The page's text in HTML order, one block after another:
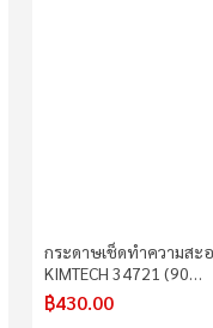
กระดาษเช็ดทำความสะ
KIMTECH 34721 (90…
฿430.00